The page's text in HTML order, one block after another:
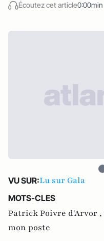
Écoutez cet article0:00min
VU SUR:Lu sur Gala
MOTS-CLES
Patrick Poivre d'Arvor ,
mon poste